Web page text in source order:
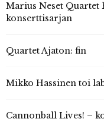
Marius Neset Quartet
konserttisarjan
Quartet Ajaton: fin
Mikko Hassinen toi
Cannonball Lives! –